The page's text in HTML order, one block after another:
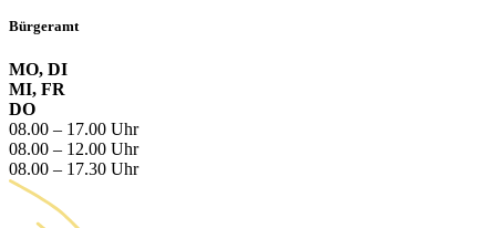
Bürgeramt
MO, DI
MI, FR
DO
08.00 – 17.00 Uhr
08.00 – 12.00 Uhr
08.00 – 17.30 Uhr